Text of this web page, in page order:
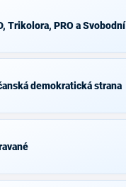
Trikolora, PRO a Svobodní
demokratická strana